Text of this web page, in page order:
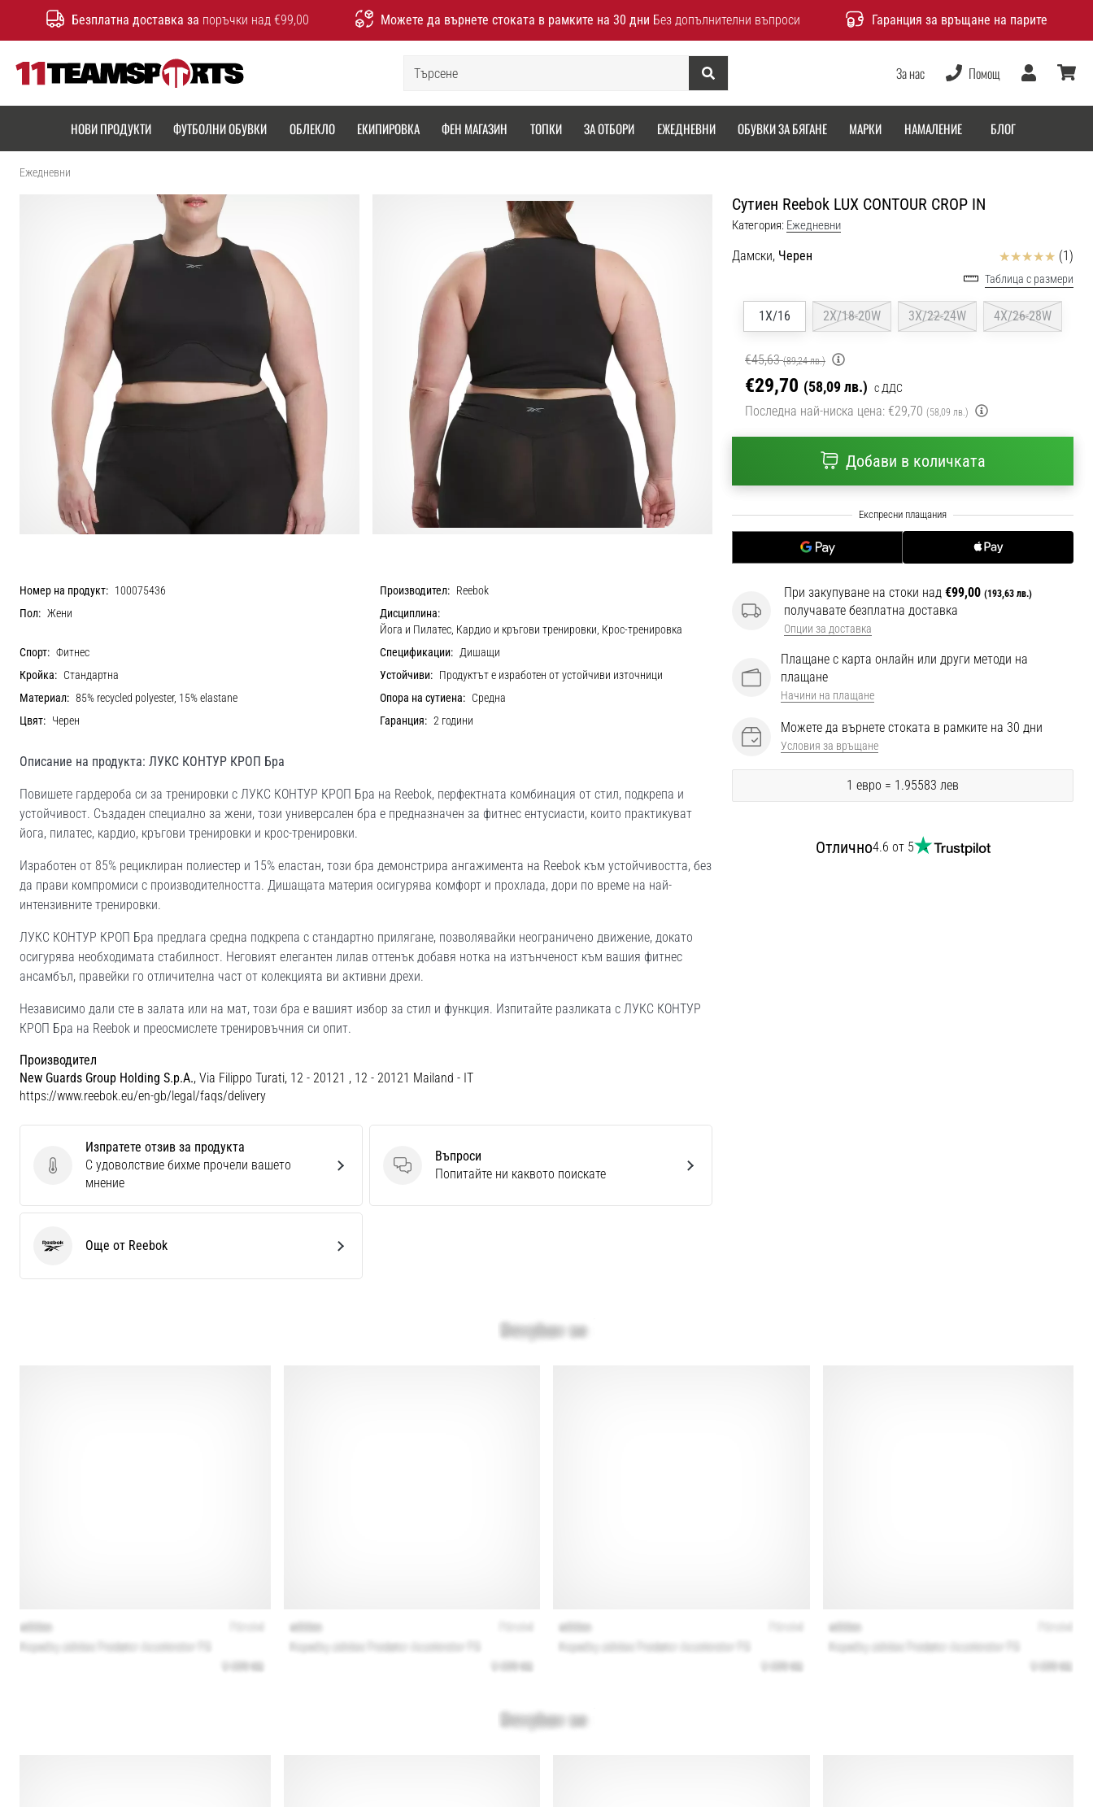
Безплатна доставка за поръчки над €99,00 Можете да върнете стоката в рамките на 30 дни Без допълнителни въпроси Гаранция за връщане на парите
Търсене
За нас Помощ
Потребител
НОВИ ПРОДУКТИ ФУТБОЛНИ ОБУВКИ ОБЛЕКЛО ЕКИПИРОВКА ФЕН МАГАЗИН ТОПКИ ЗА ОТБОРИ ЕЖЕДНЕВНИ ОБУВКИ ЗА БЯГАНЕ МАРКИ НАМАЛЕНИЕ БЛОГ
Ежедневни
Сутиен Reebok LUX CONTOUR CROP IN
Категория: Ежедневни
Дамски, Черен Отзиви (1)
Таблица с размери
1X/16 2X/18-20W 3X/22-24W 4X/26-28W
€45,63 (89,24 лв.)
€29,70 (58,09 лв.) с ДДС
Последна най-ниска цена: €29,70 (58,09 лв.)
Добави в количката
При закупуване на стоки над €99,00 (193,63 лв.)
получавате безплатна доставка
Опции за доставка
Плащане с карта онлайн или други методи на
плащане
Начини на плащане
Можете да върнете стоката в рамките на 30 дни
Условия за връщане
1 евро = 1.95583 лев
Отлично4.6 от 5
Номер на продукт: 100075436 Производител: Reebok
Пол: Жени
Дисциплина:
Йога и Пилатес, Кардио и кръгови тренировки, Крос-тренировка
Спорт: Фитнес Спецификации: Дишащи
Кройка: Стандартна Устойчиви: Продуктът е изработен от устойчиви източници
Материал: 85% recycled polyester, 15% elastane Опора на сутиена: Средна
Цвят: Черен Гаранция: 2 години
Описание на продукта: ЛУКС КОНТУР КРОП Бра
Повишете гардероба си за тренировки с ЛУКС КОНТУР КРОП Бра на Reebok, перфектната комбинация от стил, подкрепа и
устойчивост. Създаден специално за жени, този универсален бра е предназначен за фитнес ентусиасти, които практикуват
йога, пилатес, кардио, кръгови тренировки и крос-тренировки.
Изработен от 85% рециклиран полиестер и 15% еластан, този бра демонстрира ангажимента на Reebok към устойчивостта, без
да прави компромиси с производителността. Дишащата материя осигурява комфорт и прохлада, дори по време на най-
интензивните тренировки.
ЛУКС КОНТУР КРОП Бра предлага средна подкрепа с стандартно прилягане, позволявайки неограничено движение, докато
осигурява необходимата стабилност. Неговият елегантен лилав оттенък добавя нотка на изтънченост към вашия фитнес
ансамбъл, правейки го отличителна част от колекцията ви активни дрехи.
Независимо дали сте в залата или на мат, този бра е вашият избор за стил и функция. Изпитайте разликата с ЛУКС КОНТУР
КРОП Бра на Reebok и преосмислете тренировъчния си опит.
Производител
New Guards Group Holding S.p.A., Via Filippo Turati, 12 - 20121 , 12 - 20121 Mailand - IT
https://www.reebok.eu/en-gb/legal/faqs/delivery
Изпратете отзив за продукта
Изпратете отзив за продукта
С удоволствие бихме прочели вашето
мнение
Въпроси
Въпроси
Попитайте ни каквото поискате
ReebokОще от Reebok